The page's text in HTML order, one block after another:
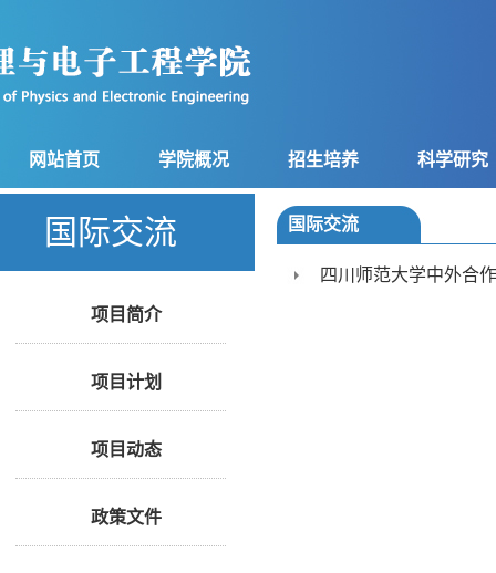
网站首页 学院概况 招生培养 科学研究
国际交流
项目简介
项目计划
项目动态
政策文件
国际交流
四川师范大学中外合